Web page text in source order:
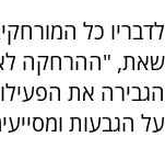
לדבריו כל
שאת, "ההרחקה
הגבירה את
על הגבעות